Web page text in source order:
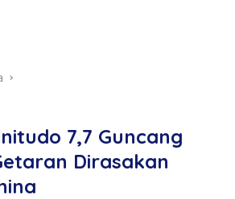
7,7 Guncang
Dirasakan